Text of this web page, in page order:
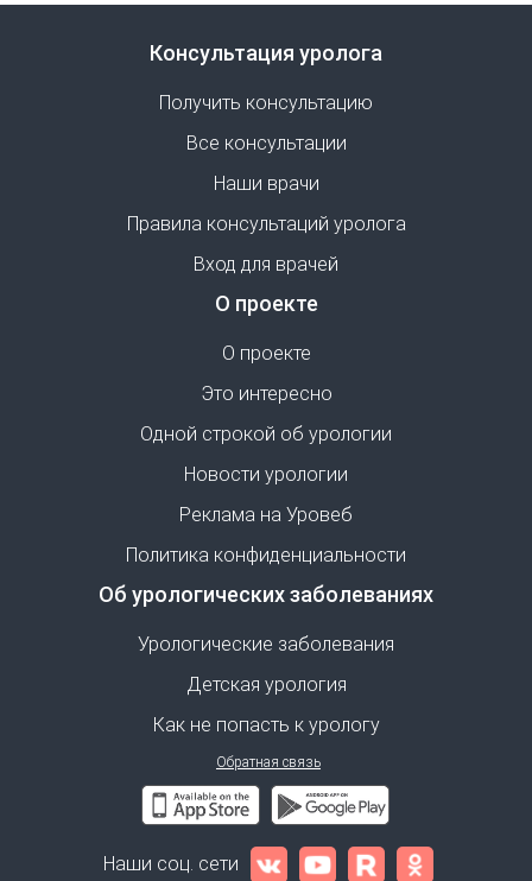
Консультация уролога
Получить консультацию
Все консультации
Наши врачи
Правила консультаций уролога
Вход для врачей
О проекте
О проекте
Это интересно
Одной строкой об урологии
Новости урологии
Реклама на Уровеб
Политика конфиденциальности
Об урологических заболеваниях
Урологические заболевания
Детская урология
Как не попасть к урологу
Обратная связь
Наши соц. сети